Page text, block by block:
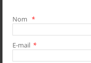
Nom *
E-mail *